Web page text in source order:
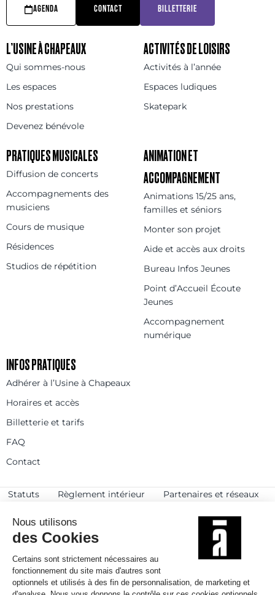
AGENDA CONTACT BILLETTERIE
L’USINE À CHAPEAUX
Qui sommes-nous
Les espaces
Nos prestations
Devenez bénévole
ACTIVITÉS DE LOISIRS
Activités à l’année
Espaces ludiques
Skatepark
PRATIQUES MUSICALES
Diffusion de concerts
Accompagnements des
musiciens
Cours de musique
Résidences
Studios de répétition
ANIMATION ET
ACCOMPAGNEMENT
Animations 15/25 ans,
familles et séniors
Monter son projet
Aide et accès aux droits
Bureau Infos Jeunes
Point d’Accueil Écoute
Jeunes
Accompagnement
numérique
INFOS PRATIQUES
Adhérer à l’Usine à Chapeaux
Horaires et accès
Billetterie et tarifs
FAQ
Contact
Statuts Règlement intérieur
Partenaires et réseaux
© 2025
Politique de confidentialité
Mentions légales et crédits